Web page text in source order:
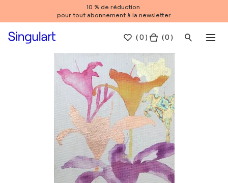
10 % de réduction
pour tout abonnement à la newsletter
(0 ) ( 0 )